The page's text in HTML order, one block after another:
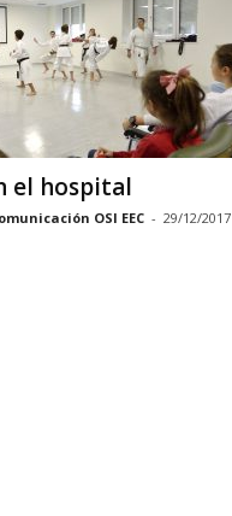
el hospital
OSI EEC - 29/12/2017